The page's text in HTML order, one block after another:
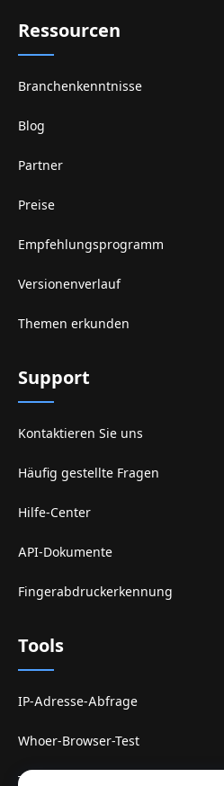
Ressourcen
Branchenkenntnisse
Blog
Partner
Preise
Empfehlungsprogramm
Versionenverlauf
Themen erkunden
Support
Kontaktieren Sie uns
Häufig gestellte Fragen
Hilfe-Center
API-Dokumente
Fingerabdruckerkennung
Tools
IP-Adresse-Abfrage
Whoer-Browser-Test
TamilMV-Spiegel-Site